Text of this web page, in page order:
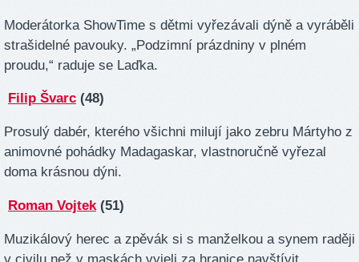
Moderátorka ShowTime s dětmi vyřezávali dýně a vyráběli
strašidelné pavouky. „Podzimní prázdniny v plném
proudu,“ raduje se Laďka.
Filip Švarc (48)
Prosulý dabér, kterého všichni milují jako zebru Mártyho z
animovné pohádky Madagaskar, vlastnoručně vyřezal
doma krásnou dýni.
Roman Vojtek(51)
Muzikálový herec a zpěvák si s manželkou a synem raději
v civilu než v maskách vyjeli za hranice navštívit